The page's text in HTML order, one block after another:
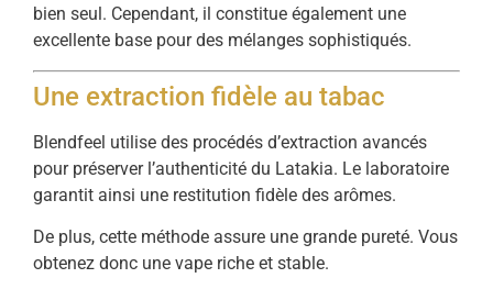
bien seul. Cependant, il constitue également une
excellente base pour des mélanges sophistiqués.
Une extraction fidèle au tabac
Blendfeel utilise des procédés d’extraction avancés
pour préserver l’authenticité du Latakia. Le laboratoire
garantit ainsi une restitution fidèle des arômes.
De plus, cette méthode assure une grande pureté. Vous
obtenez donc une vape riche et stable.